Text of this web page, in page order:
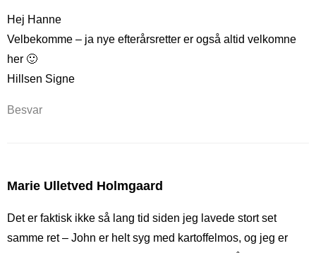
Hej Hanne
Velbekomme – ja nye efterårsretter er også altid velkomne
her 🙂
Hillsen Signe
Besvar
Marie Ulletved Holmgaard
Det er faktisk ikke så lang tid siden jeg lavede stort set
samme ret – John er helt syg med kartoffelmos, og jeg er